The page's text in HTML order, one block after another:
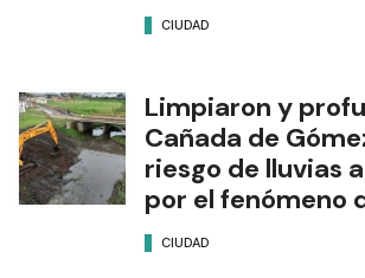
CIUDAD
Limpiaron y
Cañada de
riesgo de lluvias
por el fenómeno
CIUDAD